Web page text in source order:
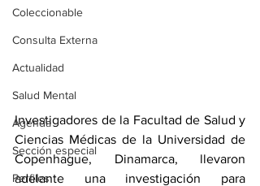
Coleccionable
Consulta Externa
Actualidad
Salud Mental
Agenda
Sección especial
Perfiles
Investigadores de la Facultad de Salud y
Ciencias Médicas de la Universidad de
Copenhague, Dinamarca, llevaron
adelante una investigación para